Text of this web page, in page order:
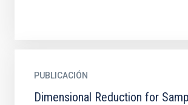
PUBLICACIÓN
Dimensional Reduction for